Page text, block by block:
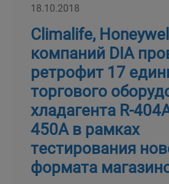
18.10.2018
Climalife,
компаний DIA
ретрофит 17
торгового
хладагента R-
450A в рамках
тестирования
формата